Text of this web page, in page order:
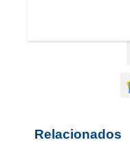
Relacionados